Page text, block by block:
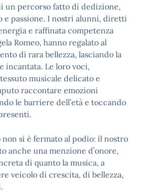
un percorso fatto di dedizione,
e passione. I nostri alunni, diretti
e raffinata competenza
Romeo, hanno regalato al
di rara bellezza, lasciando la
incantata. Le loro voci,
musicale delicato e
raccontare emozioni
le barriere dell’età e toccando
si è fermato al podio: il nostro
anche una menzione d’onore,
di quanto la musica, a
veicolo di crescita, di bellezza,